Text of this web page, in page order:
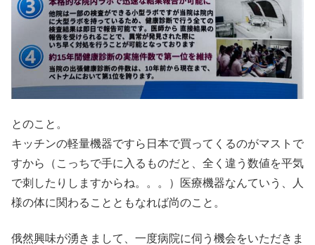
とのこと。
キッチンの軽量機器ですら日本で買ってくるのがマストで
すから（こっちで手に入るものだと、全く違う数値を平気
で刺したりしますからね。。。）医療機器なんていう、人
様の体に関わることともなれば尚のこと。
俄然興味が湧きまして、一度病院に伺う機会をいただきま